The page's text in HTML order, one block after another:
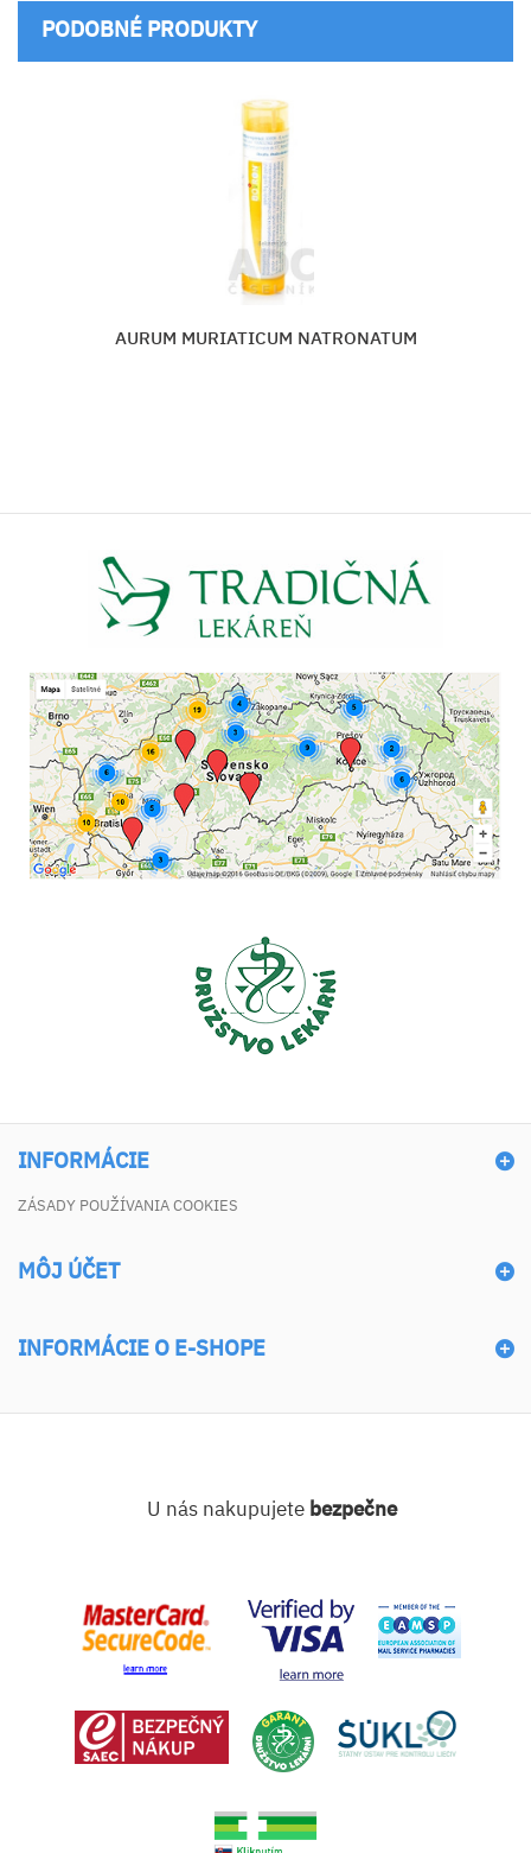
PODOBNÉ PRODUKTY
CONIUM MACULATUM
INFORMÁCIE
ZÁSADY POUŽÍVANIA COOKIES
MÔJ ÚČET
INFORMÁCIE O E-SHOPE
U nás nakupujete bezpečne